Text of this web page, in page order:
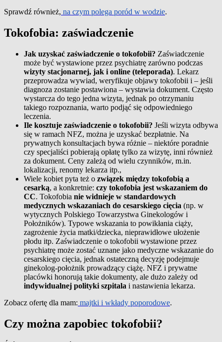
Sprawdź również, na czym polega poród w wodzie.
Tokofobia: zaświadczenie
Jak uzyskać zaświadczenie o tokofobii? Zaświadczenie
może być wystawione przez psychiatrę zarówno podczas
wizyty stacjonarnej, jak i online (teleporada). Lekarz
przeprowadza wywiad, weryfikuje objawy tokofobii i – jeśli
diagnoza zostanie postawiona – wystawia dokument. Często
wystarcza do tego jedna wizyta, jednak po otrzymaniu
takiego rozpoznania, warto podjąć się odpowiedniego
leczenia.
Ile kosztuje zaświadczenie o tokofobii? Jeśli wizyta odbywa
się w ramach NFZ, można je uzyskać bezpłatnie. Na
prywatnych konsultacjach bywa różnie – niektóre poradnie
czy specjaliści pobierają opłatę tylko za wizytę, inni również
za dokument. Ceny zależą od wielu czynników, m.in.
lokalizacji, renomy lekarza itp.,
Wiele kobiet pyta też o związek między tokofobią a
cesarką, a konkretnie: czy tokofobia jest wskazaniem do
CC. Tokofobia nie widnieje w standardowych
medycznych wskazaniach do cesarskiego cięcia (np. w
wytycznych Polskiego Towarzystwa Ginekologów i
Położników). Typowe wskazania to powikłania ciąży,
zagrożenie życia matki/dziecka, nieprawidłowe ułożenie
płodu itp. Zaświadczenie o tokofobii wystawione przez
psychiatrę może zostać uznane jako medyczne wskazanie do
cesarskiego cięcia, jednak ostateczną decyzję podejmuje
ginekolog-położnik prowadzący ciążę. NFZ i prywatne
placówki honorują takie dokumenty, ale dużo zależy od
indywidualnej polityki szpitala i nastawienia lekarza.
Zobacz ofertę dla mam: majtki i wkłady poporodowe.
Czy można zapobiec tokofobii?